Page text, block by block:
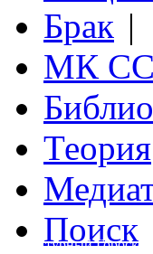
Брак |
МК
Теория
Поиск
Структурный Гороскоп